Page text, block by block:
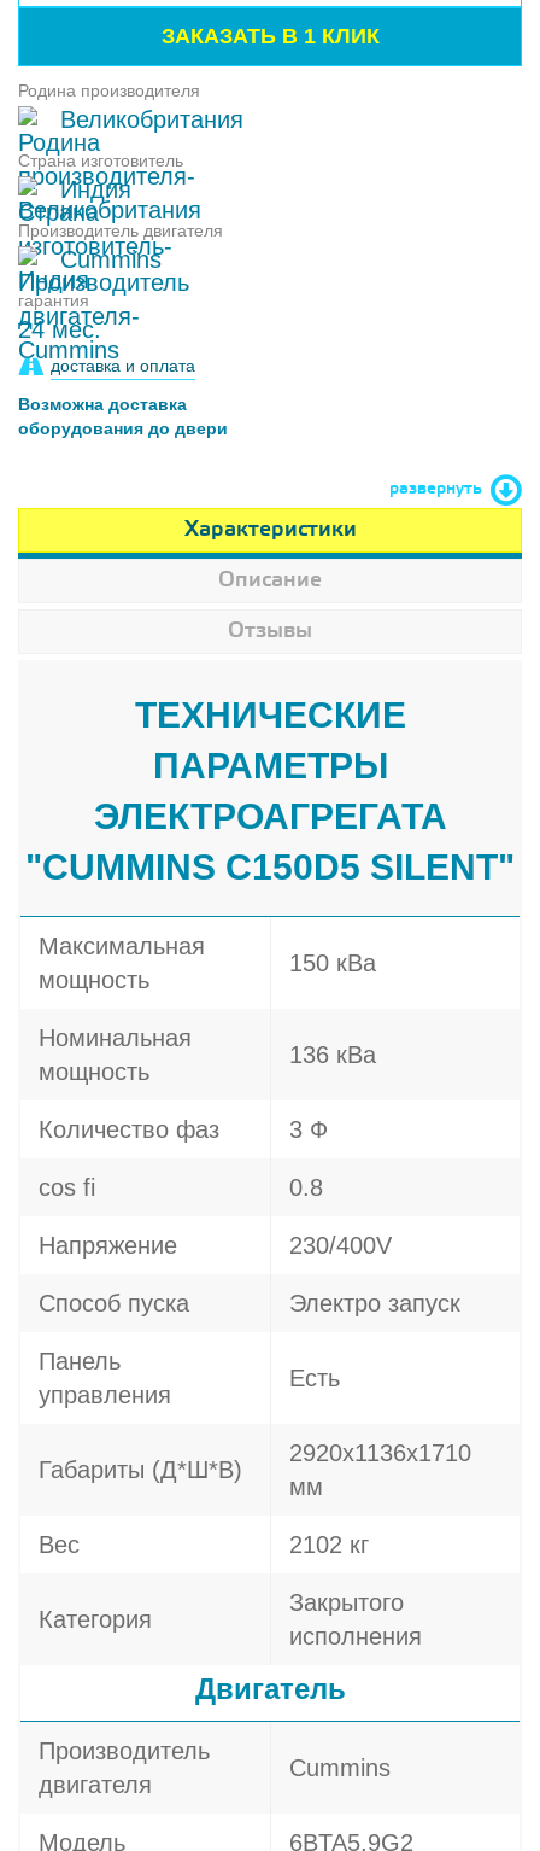
Родина производителя
Великобритания
Страна изготовитель
Индия
Производитель двигателя
Cummins
гарантия
24 мес.
доставка и оплата
Возможна доставка
оборудования до двери
развернуть
Характеристики
Описание
Отзывы
ТЕХНИЧЕСКИЕ
ПАРАМЕТРЫ
ЭЛЕКТРОАГРЕГАТА
"CUMMINS C150D5 SILENT"
Максимальная
мощность
150 кВа
Номинальная
мощность
136 кВа
Количество фаз 3 Ф
cos fi 0.8
Напряжение 230/400V
Способ пуска Электро запуск
Панель
управления
Есть
Габариты (Д*Ш*В)
2920х1136х1710
мм
Вес 2102 кг
Категория
Закрытого
исполнения
Двигатель
Производитель
двигателя
Cummins
Модель 6BTA5.9G2